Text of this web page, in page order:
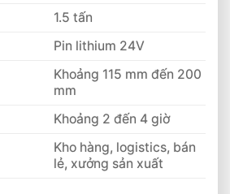
1.5 tấn
Pin lithium 24V
Khoảng 115 mm đến 200
mm
Khoảng 2 đến 4 giờ
Kho hàng, logistics, bán
lẻ, xưởng sản xuất